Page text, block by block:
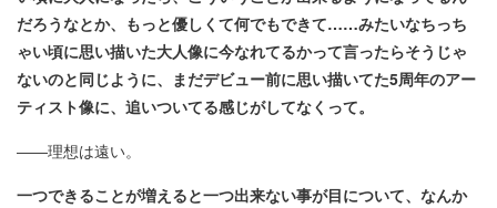
だろうなとか、もっと優しくて何でもできて……みたいなちっち
ゃい頃に思い描いた大人像に今なれてるかって言ったらそうじゃ
ないのと同じように、まだデビュー前に思い描いてた5周年のアー
ティスト像に、追いついてる感じがしてなくって。
――理想は遠い。
一つできることが増えると一つ出来ない事が目について、なんか